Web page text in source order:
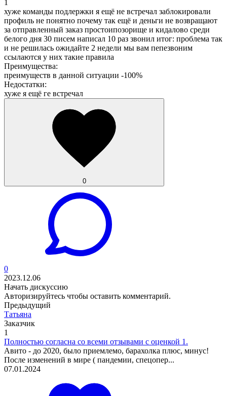
1
хуже команды подлержки я ещё не встречал заблокировали
профиль не понятно почему так ещё и деньги не возвращают
за отправленный заказ простоипозорище и кидалово среди
белого дня 30 писем написал 10 раз звонил итог: проблема так
и не решилась ожидайте 2 недели мы вам пепезвоним
ссылаются у них такие правила
Преимущества:
преимуществ в данной ситуации -100%
Недостатки:
хуже я ещё ге встречал
0
0
2023.12.06
Начать дискуссию
Авторизируйтесь чтобы оставить комментарий.
Предыдущий
Татьяна
Заказчик
1
Полностью согласна со всеми отзывами с оценкой 1.
Авито - до 2020, было приемлемо, барахолка плюс, минус!
После изменений в мире ( пандемии, спецопер...
07.01.2024